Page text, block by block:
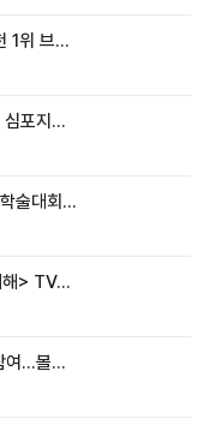
클래시스 ‘슈링크유니버스’, 2023 소비자 추천 1위 브랜드 선정
클래시스, 브라질서 ‘클래시스 MPT 인사이트 심포지엄’ 진행
클래시스, 2023 대한비만미용학회 통합 춘계학술대회 참가
임지연-차주영 더블캐스팅 <내일의 나를 기대해> TVC 캠페인 공개
클래시스, 2023대한미용성형레이저의학회 참여…볼뉴머 등 신제품에 업계 주목